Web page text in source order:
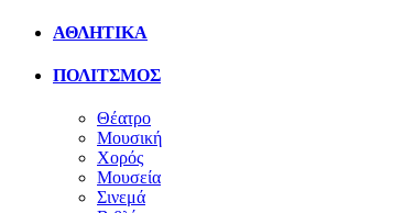
ΑΘΛΗΤΙΚΑ
ΠΟΛΙΤΣΜΟΣ
Θέατρο
Μουσική
Χορός
Μουσεία
Σινεμά